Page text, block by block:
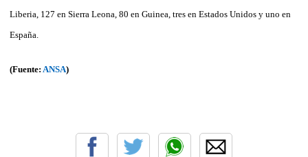
Liberia, 127 en Sierra Leona, 80 en Guinea, tres en Estados Unidos y uno en
España.
(Fuente: ANSA)